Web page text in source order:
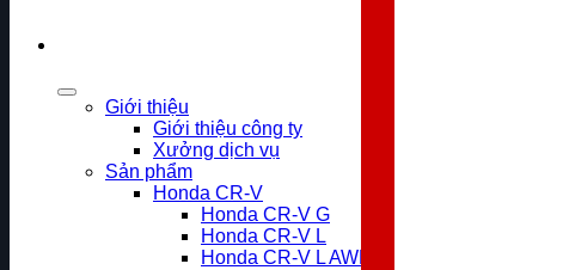
Giới thiệu
Giới thiệu công ty
Xưởng dịch vụ
Sản phẩm
Honda CR-V
Honda CR-V G
Honda CR-V L
Honda CR-V L AWD